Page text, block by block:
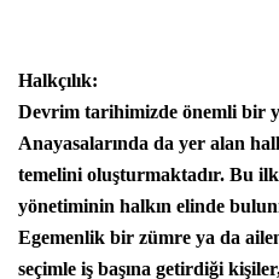
Halkçılık:
Devrim tarihimizde önemli bir
Anayasalarında da yer alan
temelini oluşturmaktadır. Bu
yönetiminin halkın elinde
Egemenlik bir zümre ya da
seçimle iş başına getirdiği